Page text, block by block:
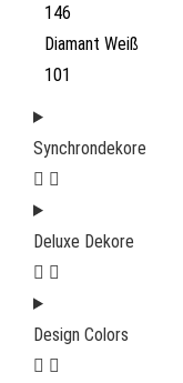
146
Diamant Weiß
101
Synchrondekore
Deluxe Dekore
Design Colors